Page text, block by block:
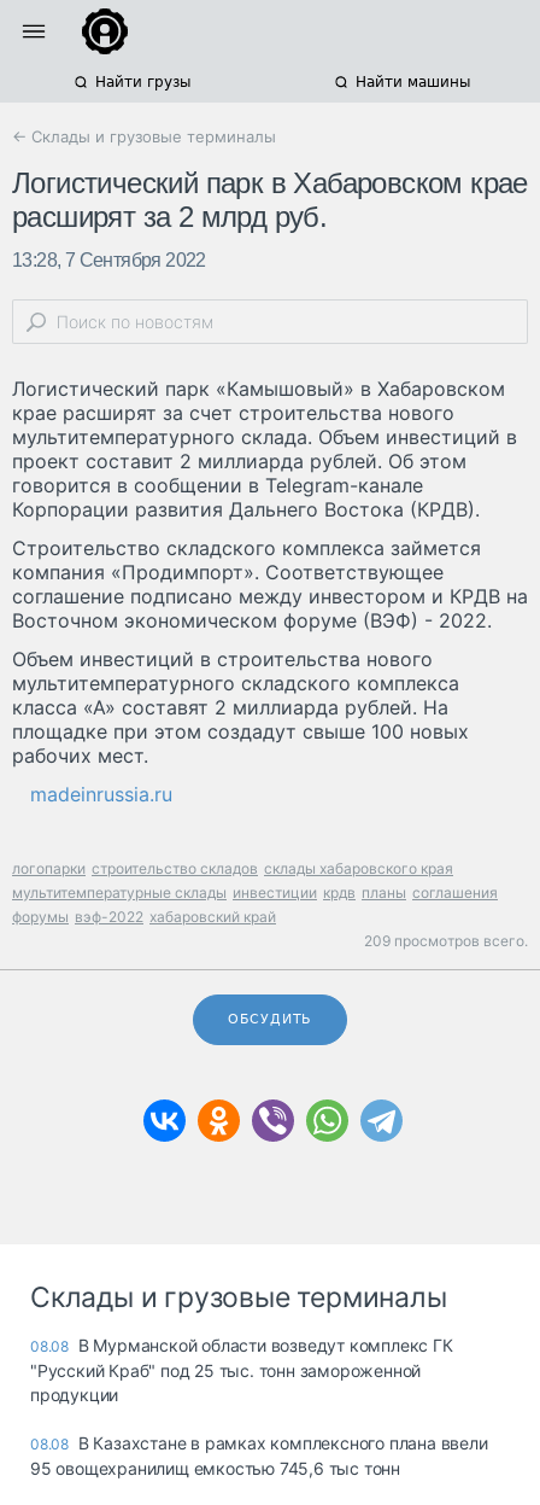
Найти грузы Найти машины
← Склады и грузовые терминалы
Логистический парк в Хабаровском крае
расширят за 2 млрд руб.
13:28, 7 Сентября 2022
Логистический парк «Камышовый» в Хабаровском
крае расширят за счет строительства нового
мультитемпературного склада. Объем инвестиций в
проект составит 2 миллиарда рублей. Об этом
говорится в сообщении в Telegram-канале
Корпорации развития Дальнего Востока (КРДВ).
Строительство складского комплекса займется
компания «Продимпорт». Соответствующее
соглашение подписано между инвестором и КРДВ на
Восточном экономическом форуме (ВЭФ) - 2022.
Объем инвестиций в строительства нового
мультитемпературного складского комплекса
класса «А» составят 2 миллиарда рублей. На
площадке при этом создадут свыше 100 новых
рабочих мест.
madeinrussia.ru
логопарки строительство складов склады хабаровского края
мультитемпературные склады инвестиции крдв планы соглашения
форумы вэф-2022 хабаровский край
209 просмотров всего.
ОБСУДИТЬ
Склады и грузовые терминалы
08.08 В Мурманской области возведут комплекс ГК
"Русский Краб" под 25 тыс. тонн замороженной
продукции
08.08 В Казахстане в рамках комплексного плана ввели
95 овощехранилищ емкостью 745,6 тыс тонн